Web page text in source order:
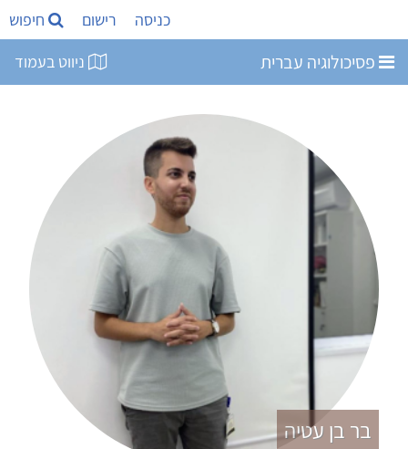
כניסה רישום חיפוש
פסיכולוגיה עברית ניווט בעמוד
בר בן עטיה